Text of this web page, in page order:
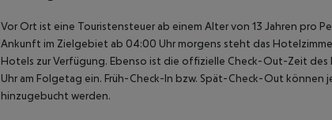
Vor Ort ist eine Touristensteuer ab einem Alter von 13 Jahren pro
Ankunft im Zielgebiet ab 04:00 Uhr morgens steht das
Hotels zur Verfügung. Ebenso ist die offizielle Check-Out-Zeit des
Uhr am Folgetag ein. Früh-Check-In bzw. Spät-Check-Out können
hinzugebucht werden.